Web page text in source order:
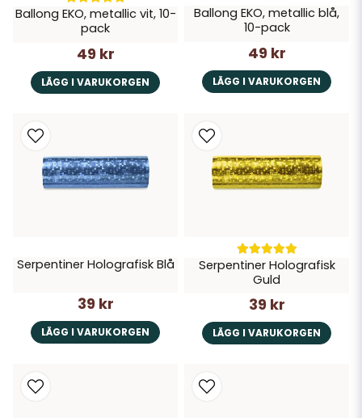
Ballong EKO, metallic vit, 10-
pack
49 kr
LÄGG I VARUKORGEN
Ballong EKO, metallic blå,
10-pack
49 kr
LÄGG I VARUKORGEN
Serpentiner Holografisk Blå
39 kr
LÄGG I VARUKORGEN
Serpentiner Holografisk
Guld
39 kr
LÄGG I VARUKORGEN